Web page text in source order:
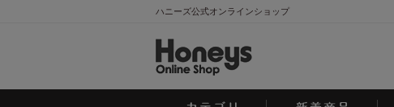
ハニーズ公式オンラインショップ